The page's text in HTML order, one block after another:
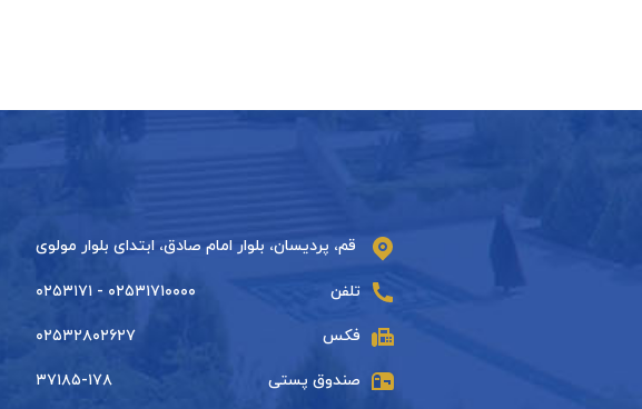
قم، پردیسان، بلوار امام صادق، ابتدای بلوار مولوی
تلفن ۰۲۵۳۱۷۱۰۰۰۰ - ۰۲۵۳۱۷۱
فکس ۰۲۵۳۲۸۰۲۶۲۷
صندوق پستی ۳۷۱۸۵-۱۷۸